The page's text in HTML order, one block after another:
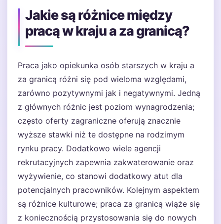
Jakie są różnice między
pracą w kraju a za granicą?
Praca jako opiekunka osób starszych w kraju a
za granicą różni się pod wieloma względami,
zarówno pozytywnymi jak i negatywnymi. Jedną
z głównych różnic jest poziom wynagrodzenia;
często oferty zagraniczne oferują znacznie
wyższe stawki niż te dostępne na rodzimym
rynku pracy. Dodatkowo wiele agencji
rekrutacyjnych zapewnia zakwaterowanie oraz
wyżywienie, co stanowi dodatkowy atut dla
potencjalnych pracowników. Kolejnym aspektem
są różnice kulturowe; praca za granicą wiąże się
z koniecznością przystosowania się do nowych